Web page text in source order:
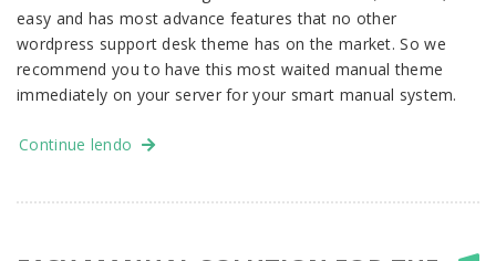
easy and has most advance features that no other
wordpress support desk theme has on the market. So we
recommend you to have this most waited manual theme
immediately on your server for your smart manual system.
Continue lendo